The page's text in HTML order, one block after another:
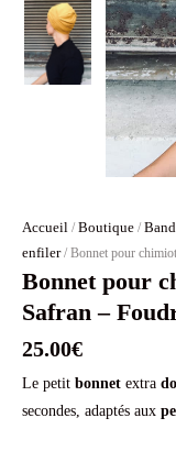
Accueil / Boutique /
enfiler/ Bonnet pour
Bonnet pour
Safran –
25.00€
Le petit bonnet extra
secondes, adaptés aux